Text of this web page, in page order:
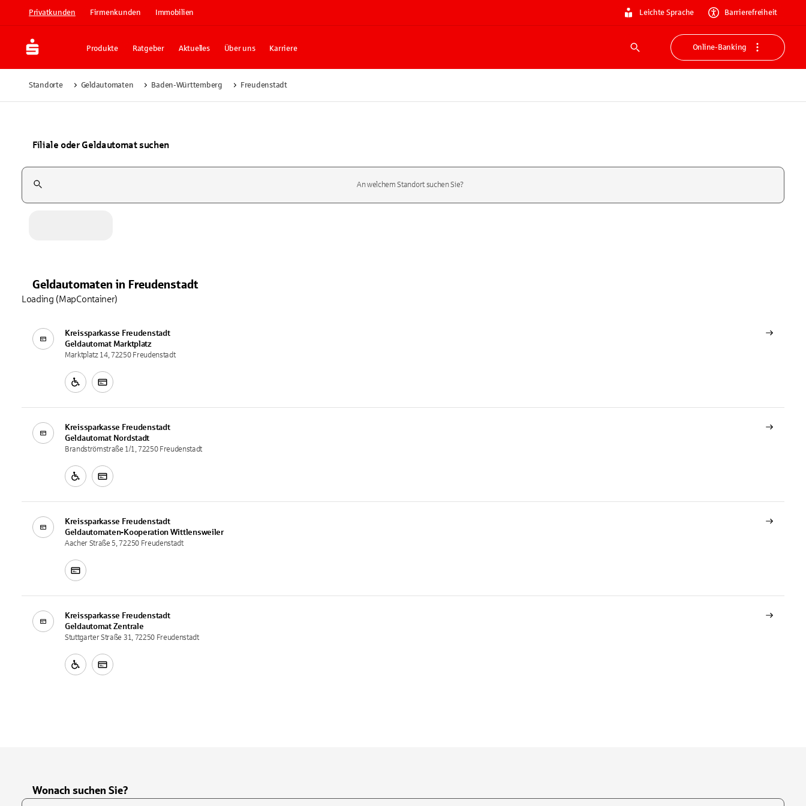
Privatkunden Firmenkunden Immobilien Leichte Sprache Barrierefreiheit
Produkte Ratgeber Aktuelles Über uns Karriere
Suche
Online-Banking
Standorte Geldautomaten Baden-Württemberg Freudenstadt
Filiale oder Geldautomat suchen
Suchfeld
Geldautomaten in Freudenstadt
Kreissparkasse Freudenstadt
Geldautomat Marktplatz
Marktplatz 14, 72250 Freudenstadt
Kreissparkasse Freudenstadt
Geldautomat Nordstadt
Brandströmstraße 1/1, 72250 Freudenstadt
Kreissparkasse Freudenstadt
Geldautomaten-Kooperation Wittlensweiler
Aacher Straße 5, 72250 Freudenstadt
Kreissparkasse Freudenstadt
Geldautomat Zentrale
Stuttgarter Straße 31, 72250 Freudenstadt
Loading (MapContainer)
Wonach suchen Sie?